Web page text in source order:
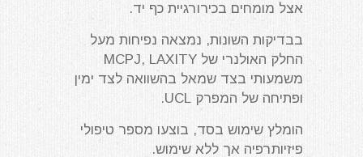
אצל מומחים בכירורגיית כף יד.
בבדיקות השונות, נמצאה נפיחות מעל
החלק האולנרי של MCPJ, LAXITY
משמעותי בצד שמאל בהשוואה לצד ימין
ופתיחה של המפרק UCL.
הומלץ שימוש בסד, בוצעו מספר טיפולי
פיזיותרפיה אך ללא שימוש.